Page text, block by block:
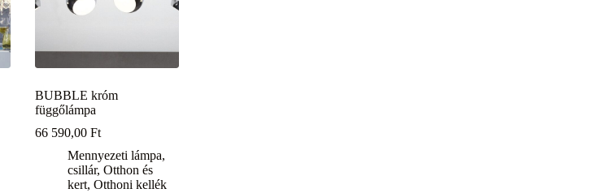
BUBBLE króm
függőlámpa
66 590,00Ft
Mennyezeti lámpa,
csillár,Otthon és
kert,Otthoni kellék